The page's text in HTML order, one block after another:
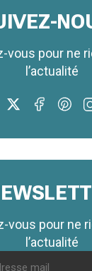
vous pour ne
l’actualité
vous pour ne
l’actualité